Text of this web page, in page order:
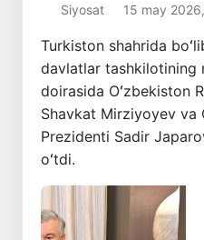
Siyosat 15 may
Turkiston shahrida
davlatlar tashkilotining
doirasida Oʻzbekiston
Shavkat Mirziyoyev va
Prezidenti Sadir
oʻtdi.